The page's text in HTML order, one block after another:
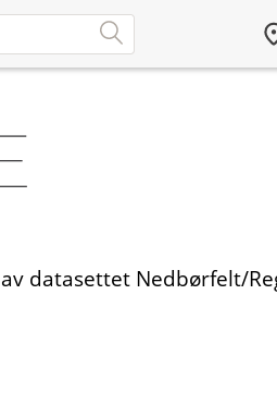
datasettet Nedbørfelt/